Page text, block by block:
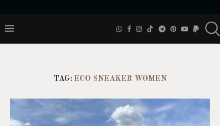
TAG: ECO SNEAKER WOMEN